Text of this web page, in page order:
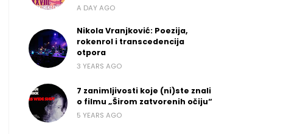
A DAY AGO
Nikola Vranjković: Poezija,
rokenrol i transcedencija
otpora
3 YEARS AGO
7 zanimljivosti koje (ni)ste znali
o filmu „Širom zatvorenih očiju“
5 YEARS AGO